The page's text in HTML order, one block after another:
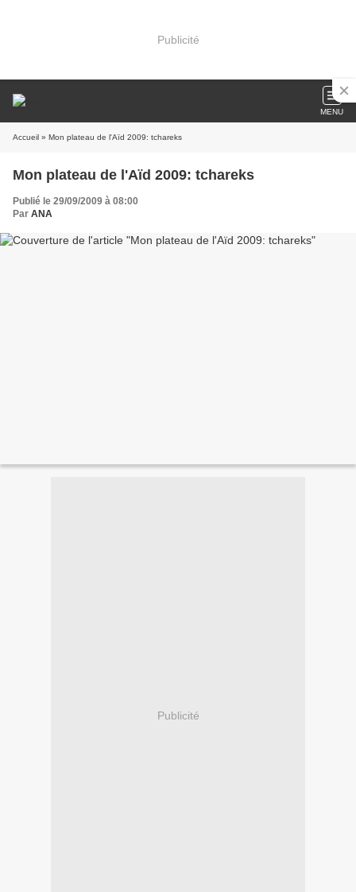
Publicité
MENU
Accueil » Mon plateau de l'Aïd 2009: tchareks
Mon plateau de l'Aïd 2009: tchareks
Publié le 29/09/2009 à 08:00
Par ANA
Publicité